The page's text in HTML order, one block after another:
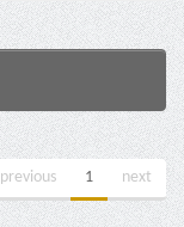
previous 1 next